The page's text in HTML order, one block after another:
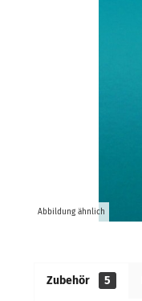
Abbildung ähnlich
Zubehör 5